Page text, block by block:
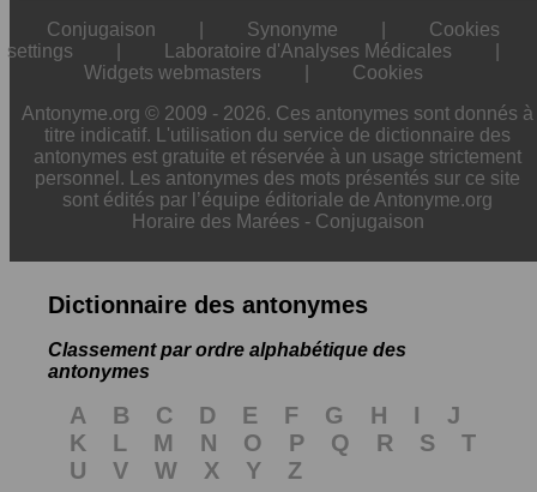
Conjugaison Synonyme
Cookies
settings
Laboratoire d'Analyses Médicales
Widgets webmasters
Cookies
Antonyme.org © 2009 - 2026. Ces antonymes sont donnés à
titre indicatif. L'utilisation du service de dictionnaire des
antonymes est gratuite et réservée à un usage strictement
personnel. Les antonymes des mots présentés sur ce site
sont édités par l’équipe éditoriale de Antonyme.org
Horaire des Marées - Conjugaison
Dictionnaire des antonymes
Classement par ordre alphabétique des
antonymes
A B C D E F G H I
J
K
L M N O P Q R S
T
U
V W X Y Z